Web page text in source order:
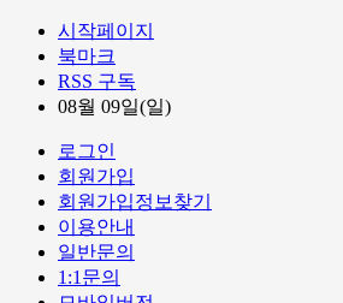
시작페이지
북마크
RSS 구독
08월 09일(일)
로그인
회원가입
회원가입정보찾기
이용안내
일반문의
1:1문의